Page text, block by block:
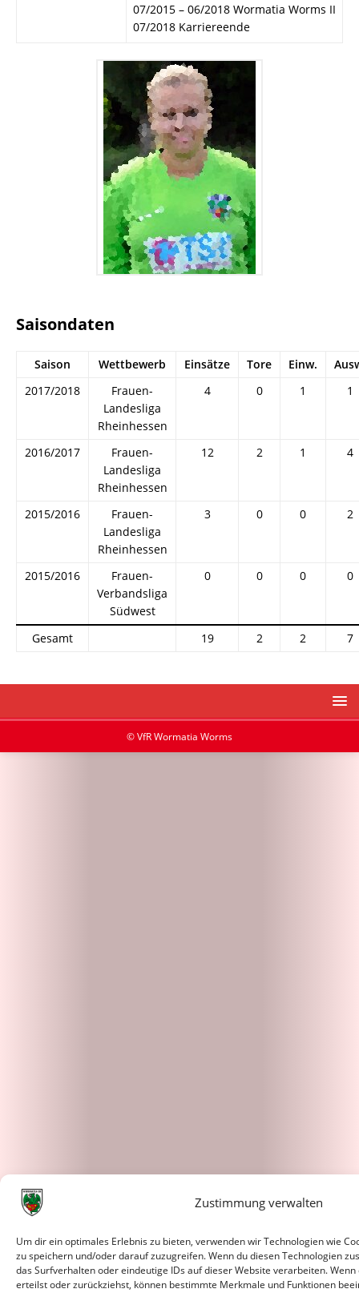
Zustimmung verwalten
Um dir ein optimales Erlebnis zu bieten, verwenden wir Technologien wie
zu speichern und/oder darauf zuzugreifen. Wenn du diesen Technologien
das Surfverhalten oder eindeutige IDs auf dieser Website verarbeiten.
erteilst oder zurückziehst, können bestimmte Merkmale und Funktionen
07/2015 – 06/2018 Wormatia Worms II
07/2018 Karriereende
Saisondaten
Saison Wettbewerb Einsätze Tore Einw.
2017/2018
Frauen-
Landesliga
Rheinhessen
4 0 1 1
2016/2017
Frauen-
Landesliga
Rheinhessen
12 2 1 4
2015/2016
Frauen-
Landesliga
Rheinhessen
3 0 0 2
2015/2016
Frauen-
Verbandsliga
Südwest
0 0 0 0
Gesamt 19 2 2 7
© VfR Wormatia Worms